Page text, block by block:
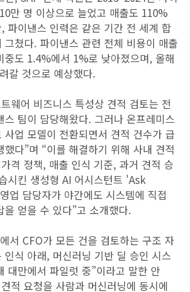
만 명 이상으로 늘었고 매출도 110%
파이낸스 인력은 같은 기간 전 세계 합
그쳤다. 파이낸스 관련 전체 비용이 매출
중도 1.4%에서 1%로 낮아졌으며, 올해
갈 것으로 예상했다.
웨어 비즈니스 특성상 견적 검토는 전
스 팀이 담당해왔다. 그러나 온프레미스
사업 모델이 전환되면서 견적 건수가 급
했다”며 “이를 해결하기 위해 사내 견적
격 정책, 매출 인식 기준, 과거 견적 승
시킨 생성형 AI 어시스턴트 'Ask
업 담당자가 야간에도 시스템에 직접
을 얻을 수 있다”고 소개했다.
서 CFO가 모든 건을 검토하는 구조 자
인식 아래, 머신러닝 기반 딜 승인 시스
대만에서 파일럿 중”이라고 말한 안
적 요청을 사람과 머신러닝에 동시에